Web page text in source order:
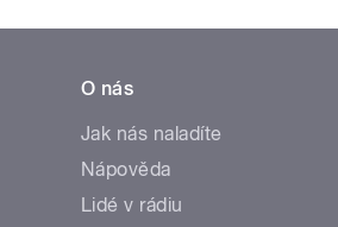
O nás
Jak nás naladíte
Nápověda
Lidé v rádiu